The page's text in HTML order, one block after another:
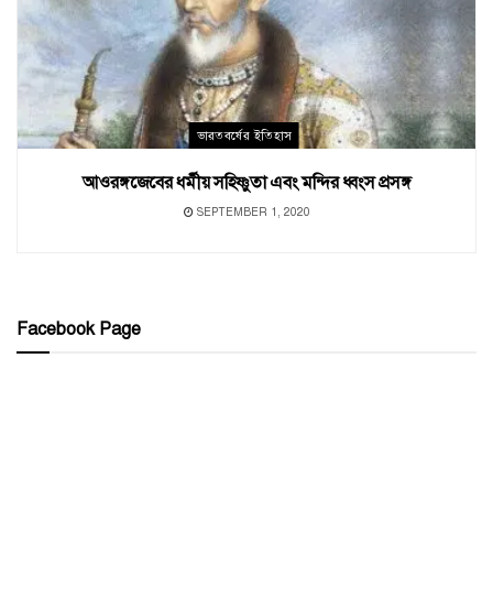
ভারতবর্ষের ইতিহাস
আওরঙ্গজেবের ধর্মীয় সহিষ্ণুতা এবং মন্দির ধ্বংস প্রসঙ্গ
SEPTEMBER 1, 2020
Facebook Page